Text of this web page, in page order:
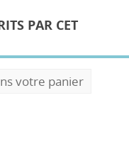
PAR CET
votre panier